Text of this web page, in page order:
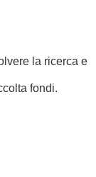
la ricerca e
fondi.